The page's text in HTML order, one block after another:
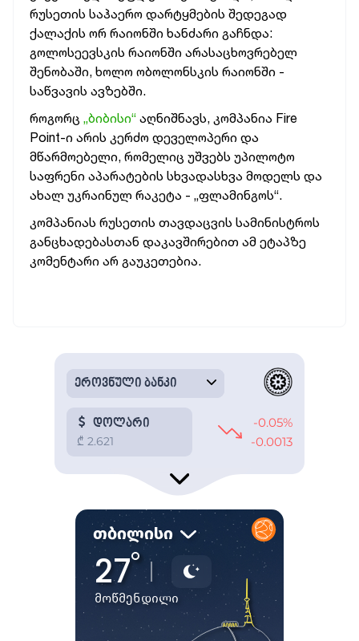
რუსეთის საჰაერო დარტყმების შედეგად
ქალაქის ორ რაიონში ხანძარი გაჩნდა:
გოლოსეევსკის რაიონში არასაცხოვრებელ
შენობაში, ხოლო ობოლონსკის რაიონში -
საწვავის ავზებში.
როგორც „ბიბისი“ აღნიშნავს, კომპანია Fire
Point-ი არის კერძო დეველოპერი და
მწარმოებელი, რომელიც უშვებს უპილოტო
საფრენი აპარატების სხვადასხვა მოდელს და
ახალ უკრაინულ რაკეტა - „ფლამინგოს“.
კომპანიას რუსეთის თავდაცვის სამინისტროს
განცხადებასთან დაკავშირებით ამ ეტაპზე
კომენტარი არ გაუკეთებია.